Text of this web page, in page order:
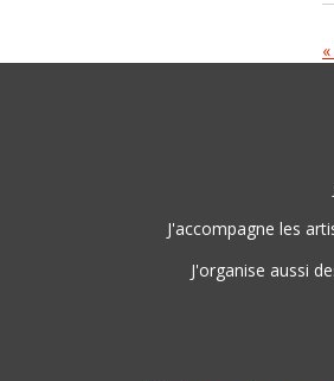
«
J'accompagne les
J'organise aussi